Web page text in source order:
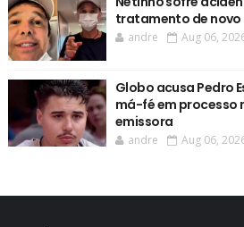
tratamento de novo
andre Aug 06,
Globo acusa Pedro
má-fé em processo
emissora
andre Aug 06,